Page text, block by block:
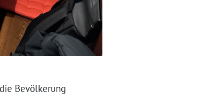
Bevölkerung